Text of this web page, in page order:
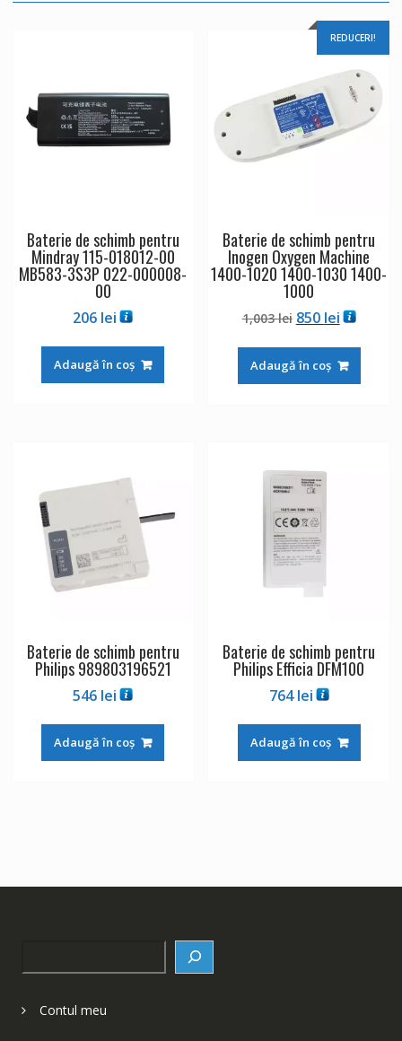
Baterie de schimb pentru
Mindray 115-018012-00
MB583-3S3P 022-000008-
00
206 lei
Adaugă în coș
REDUCERI!
Baterie de schimb pentru
Inogen Oxygen Machine
1400-1020 1400-1030 1400-
1000
1,003lei Prețul
a
fost:
850 leiPrețul
este:
850 lei.
Adaugă în coș
Baterie de schimb pentru
Philips 989803196521
546 lei
Adaugă în coș
Baterie de schimb pentru
Philips Efficia DFM100
764lei
Adaugă în coș
Contul meu